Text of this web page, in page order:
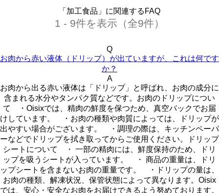
「加工食品」に関連するFAQ
1 - 9件を表示（全9件）
Q
お肉から赤い液体（ドリップ）が出ていますが、これは何です
か？
A
お肉から出る赤い液体は「ドリップ」と呼ばれ、お肉の成分に
含まれる水分やタンパク質などです。お肉のドリップについ
て ・Oisixでは、精肉の鮮度を保つため、真空パックでお届
けしています。 ・お肉の種類や肉質によっては、ドリップが
出やすい場合がございます。 ・調理の際は、キッチンペーパ
ーなどでドリップを拭き取ってからご使用ください。ドリップ
シートについて ・ 一部の精肉には、鮮度保持のため、ドリ
ップを吸うシートが入っています。 ・ 商品の重量は、ドリ
ップシートを含まないお肉の重量です。 ・ドリップの量は、
お肉の種類、解凍状況、保管状態によって異なります。Oisix
では、安心・安全なお肉をお届けできるよう努めております。